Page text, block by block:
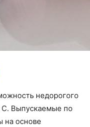
недорогого
С. Выпускаемые по
на основе